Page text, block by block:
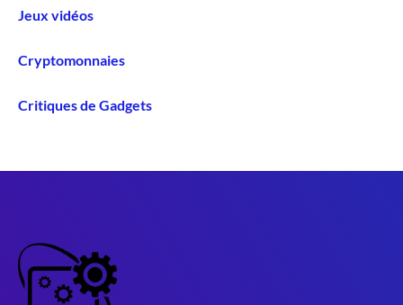
Jeux vidéos
Cryptomonnaies
Critiques de Gadgets